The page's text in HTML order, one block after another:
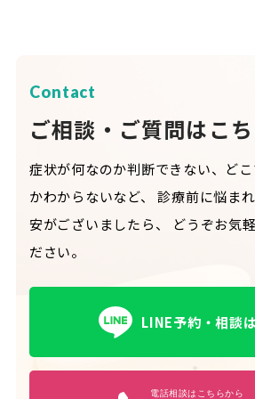
Contact
ご相談・ご質問はこ
症状が何なのか判断できない、ど
かわからないなど、
診療前に悩ま
安がございましたら、
どうぞお気
ださい。
LINE予約・相談
電話相談はこちらから